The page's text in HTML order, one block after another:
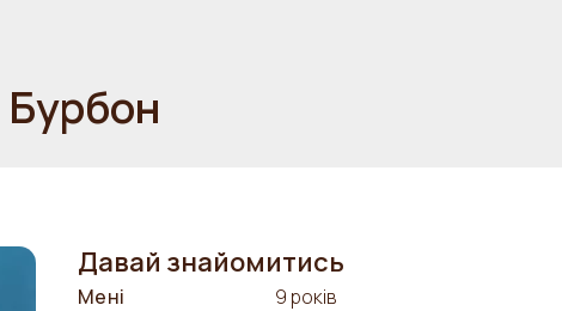
Бурбон
Давай знайомитись
Мені
9 років